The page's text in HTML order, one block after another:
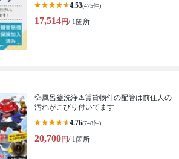
4.53(475件)
17,514円/ 1箇所
💦風呂釜洗浄⚠️賃貸物件の配管は前住人の
汚れがこびり付いてます
4.76(748件)
20,700円/ 1箇所